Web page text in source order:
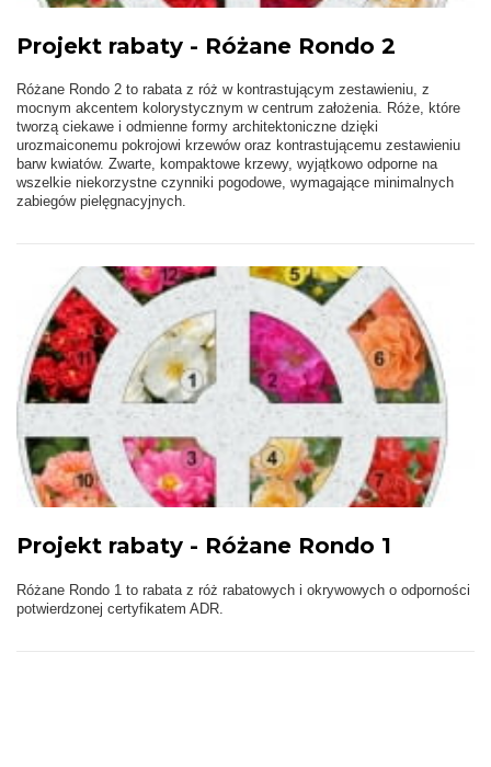
Projekt rabaty - Różane Rondo 2
Różane Rondo 2 to rabata z róż w kontrastującym zestawieniu, z
mocnym akcentem kolorystycznym w centrum założenia. Róże, które
tworzą ciekawe i odmienne formy architektoniczne dzięki
urozmaiconemu pokrojowi krzewów oraz kontrastującemu zestawieniu
barw kwiatów. Zwarte, kompaktowe krzewy, wyjątkowo odporne na
wszelkie niekorzystne czynniki pogodowe, wymagające minimalnych
zabiegów pielęgnacyjnych.
Projekt rabaty - Różane Rondo 1
Różane Rondo 1 to rabata z róż rabatowych i okrywowych o odporności
potwierdzonej certyfikatem ADR.